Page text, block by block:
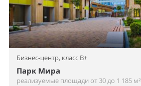
Бизнес-центр, класс B+
Парк Мира
реализуемые площади от 30 до 1 185 м²